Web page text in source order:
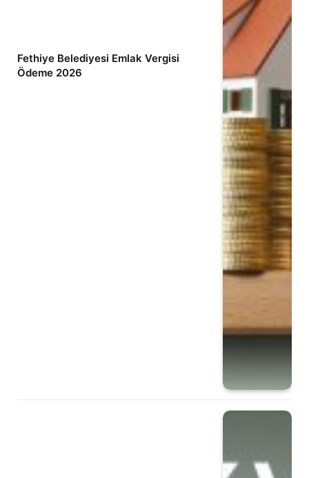
Fethiye Belediyesi Emlak Vergisi
Ödeme 2026